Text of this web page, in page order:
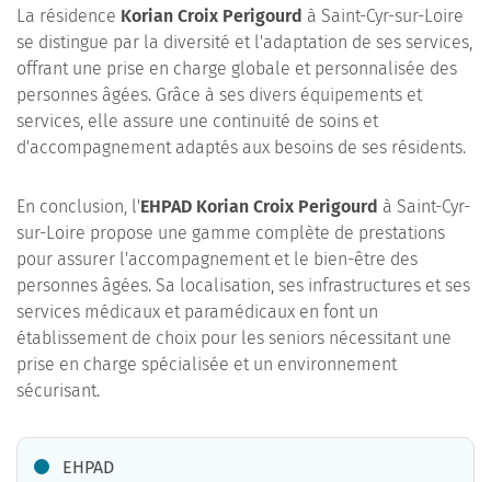
La résidence Korian Croix Perigourd à Saint-Cyr-sur-Loire
se distingue par la diversité et l'adaptation de ses services,
offrant une prise en charge globale et personnalisée des
personnes âgées. Grâce à ses divers équipements et
services, elle assure une continuité de soins et
d'accompagnement adaptés aux besoins de ses résidents.
En conclusion, l'EHPAD Korian Croix Perigourd à Saint-Cyr-
sur-Loire propose une gamme complète de prestations
pour assurer l'accompagnement et le bien-être des
personnes âgées. Sa localisation, ses infrastructures et ses
services médicaux et paramédicaux en font un
établissement de choix pour les seniors nécessitant une
prise en charge spécialisée et un environnement
sécurisant.
EHPAD